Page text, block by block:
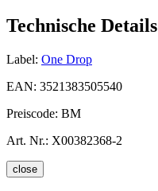
Technische Details
Label: One Drop
EAN: 3521383505540
Preiscode: BM
Art. Nr.: X00382368-2
close